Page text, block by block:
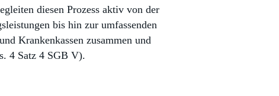
diesen Prozess aktiv von der
bis hin zur umfassenden
Krankenkassen zusammen und
4 Satz 4 SGB V).